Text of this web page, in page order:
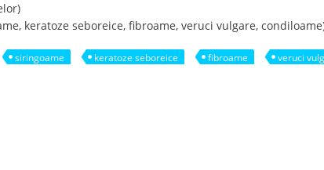
keratoze seboreice, fibroame, veruci vulgare,
siringoame keratoze seboreice fibroame veruci
in Deva cu laser CO2